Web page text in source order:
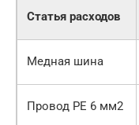
Статья расходов
Медная шина
Провод PE 6 мм2